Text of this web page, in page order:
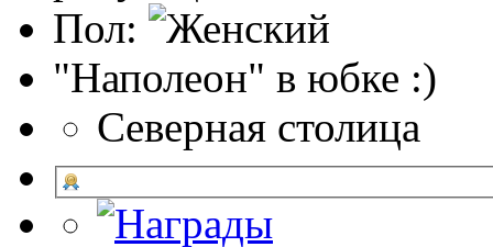
Пол:
"Наполеон" в юбке :)
Северная столица